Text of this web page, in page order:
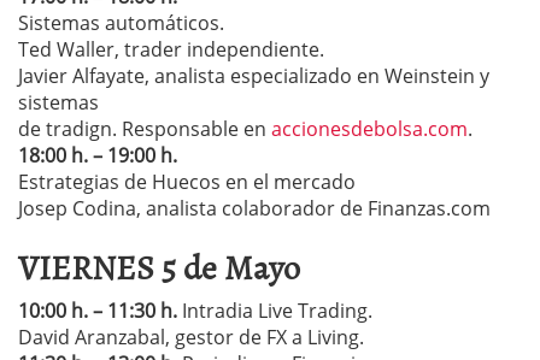
Sistemas automáticos.
Ted Waller, trader independiente.
Javier Alfayate, analista especializado en Weinstein y
sistemas
de tradign. Responsable en accionesdebolsa.com.
18:00 h. – 19:00 h.
Estrategias de Huecos en el mercado
Josep Codina, analista colaborador de Finanzas.com
VIERNES 5 de Mayo
10:00 h. – 11:30 h. Intradia Live Trading.
David Aranzabal, gestor de FX a Living.